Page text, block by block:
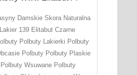
Damskie Skora Naturalna
139 Elitabut Czarne
Polbuty Lakierki Polbuty
Polbuty Polbuty Plaskie
Wsuwane Polbuty